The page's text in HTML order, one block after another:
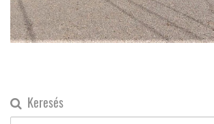
Keresés